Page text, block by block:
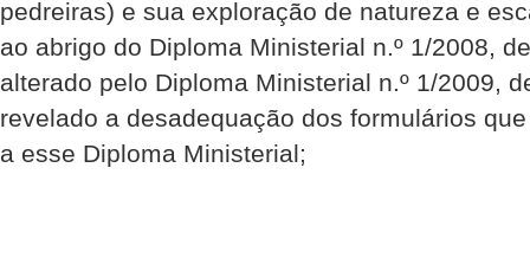
pedreiras) e sua exploração de natureza e
ao abrigo do Diploma Ministerial n.º 1/2008,
alterado pelo Diploma Ministerial n.º 1/2009,
revelado a desadequação dos formulários
a esse Diploma Ministerial;